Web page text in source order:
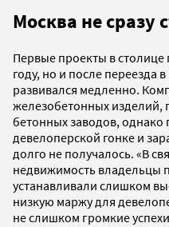
Москва не сразу
Первые проекты в столице
году, но и после переезда
развивался медленно.
железобетонных изделий,
бетонных заводов, однако
девелоперской гонке и
долго не получалось. «В
недвижимость владельцы
устанавливали слишком
низкую маржу для
не слишком громкие успехи